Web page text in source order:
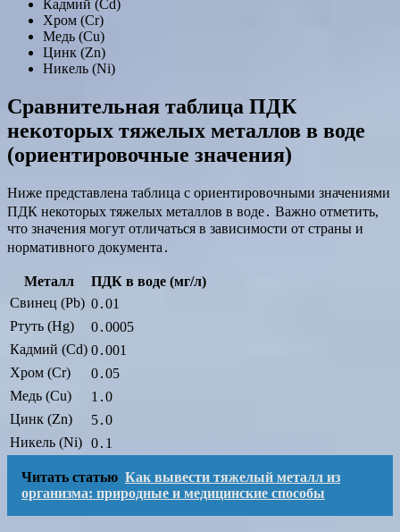
Кадмий (Cd)
Хром (Cr)
Медь (Cu)
Цинк (Zn)
Никель (Ni)
Сравнительная таблица ПДК
некоторых тяжелых металлов в воде
(ориентировочные значения)
Ниже представлена таблица с ориентировочными значениями
ПДК некоторых тяжелых металлов в воде․ Важно отметить,
что значения могут отличаться в зависимости от страны и
нормативного документа․
Металл
ПДК в воде (мг/л)
Свинец (Pb) 0․01
Ртуть (Hg)
0․0005
Кадмий (Cd) 0․001
Хром (Cr)
0․05
Медь (Cu)
1․0
Цинк (Zn)
5․0
Никель (Ni) 0․1
Читать статью Как вывести тяжелый металл из
организма: природные и медицинские способы